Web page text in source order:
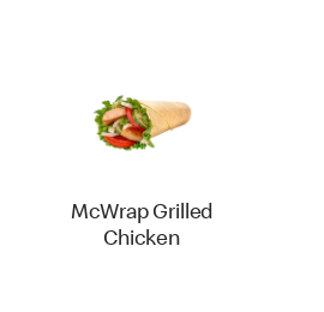
McWrap Grilled
Chicken